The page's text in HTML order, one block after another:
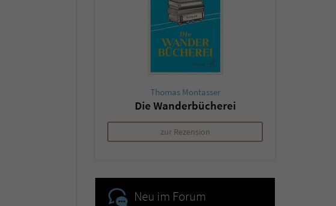
Thomas Montasser
Die Wanderbücherei
zur Rezension
Neu im Forum